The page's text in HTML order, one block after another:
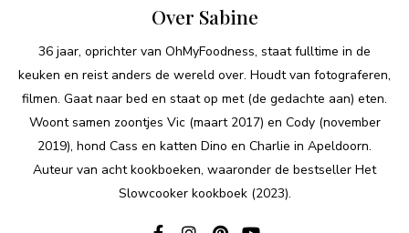
Over Sabine
36 jaar, oprichter van OhMyFoodness, staat fulltime in de
keuken en reist anders de wereld over. Houdt van fotograferen,
filmen. Gaat naar bed en staat op met (de gedachte aan) eten.
Woont samen zoontjes Vic (maart 2017) en Cody (november
2019), hond Cass en katten Dino en Charlie in Apeldoorn.
Auteur van acht kookboeken, waaronder de bestseller Het
Slowcooker kookboek (2023).